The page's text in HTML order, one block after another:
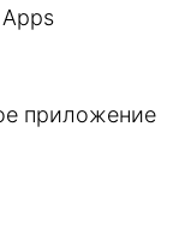
приложение